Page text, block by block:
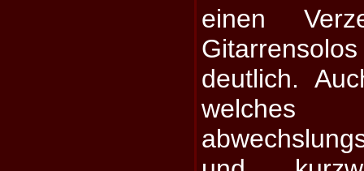
einen
deutlich.